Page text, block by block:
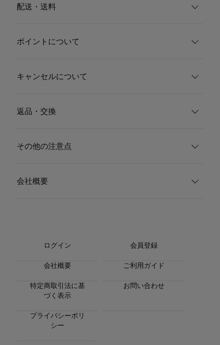
配送・送料
ポイントについて
キャンセルについて
返品・交換
その他の注意点
会社概要
ログイン 会員登録
会社概要 ご利用ガイド
特定商取引法に基
づく表示
お問い合わせ
プライバシーポリ
シー